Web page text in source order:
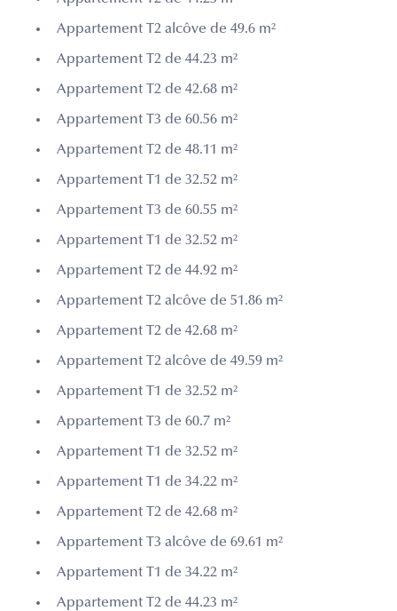
Appartement T2 alcôve de 49.6 m²
Appartement T2 de 44.23 m²
Appartement T2 de 42.68 m²
Appartement T3 de 60.56 m²
Appartement T2 de 48.11 m²
Appartement T1 de 32.52 m²
Appartement T3 de 60.55 m²
Appartement T1 de 32.52 m²
Appartement T2 de 44.92 m²
Appartement T2 alcôve de 51.86 m²
Appartement T2 de 42.68 m²
Appartement T2 alcôve de 49.59 m²
Appartement T1 de 32.52 m²
Appartement T3 de 60.7 m²
Appartement T1 de 32.52 m²
Appartement T1 de 34.22 m²
Appartement T2 de 42.68 m²
Appartement T3 alcôve de 69.61 m²
Appartement T1 de 34.22 m²
Appartement T2 de 44.23 m²